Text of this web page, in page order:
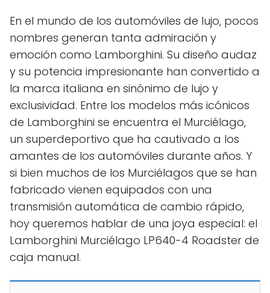
En el mundo de los automóviles de lujo, pocos
nombres generan tanta admiración y
emoción como Lamborghini. Su diseño audaz
y su potencia impresionante han convertido a
la marca italiana en sinónimo de lujo y
exclusividad. Entre los modelos más icónicos
de Lamborghini se encuentra el Murciélago,
un superdeportivo que ha cautivado a los
amantes de los automóviles durante años. Y
si bien muchos de los Murciélagos que se han
fabricado vienen equipados con una
transmisión automática de cambio rápido,
hoy queremos hablar de una joya especial: el
Lamborghini Murciélago LP640-4 Roadster de
caja manual.